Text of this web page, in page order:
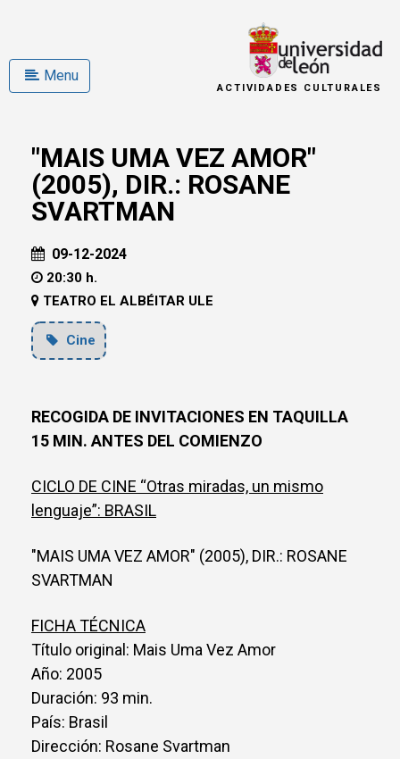
Menu
ACTIVIDADES CULTURALES
"MAIS UMA VEZ AMOR"
(2005), DIR.: ROSANE
SVARTMAN
09-12-2024
20:30 h.
TEATRO EL ALBÉITAR ULE
Cine
RECOGIDA DE INVITACIONES EN TAQUILLA
15 MIN. ANTES DEL COMIENZO
CICLO DE CINE “Otras miradas, un mismo
lenguaje”: BRASIL
"MAIS UMA VEZ AMOR" (2005), DIR.: ROSANE
SVARTMAN
FICHA TÉCNICA
Título original: Mais Uma Vez Amor
Año: 2005
Duración: 93 min.
País: Brasil
Dirección: Rosane Svartman